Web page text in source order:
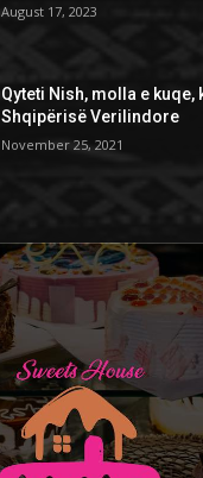
August 17, 2023
Qyteti Nish, molla e kuqe,
Shqipërisë Verilindore
November 25, 2021